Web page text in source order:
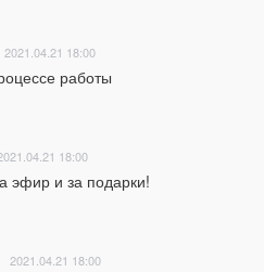
2021.04.21 18:00
работы
18:00
эфир и за подарки!
2021.04.21 18:00